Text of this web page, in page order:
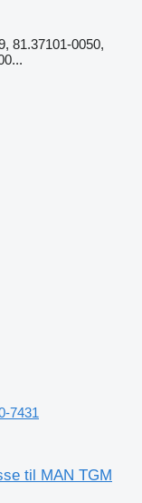
81.37101-0050,
7431
til MAN TGM